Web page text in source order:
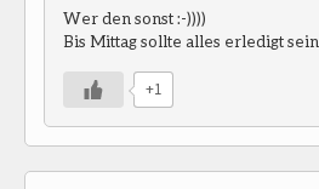
Wer den sonst :-))))
Bis Mittag sollte alles erledigt sein
+1